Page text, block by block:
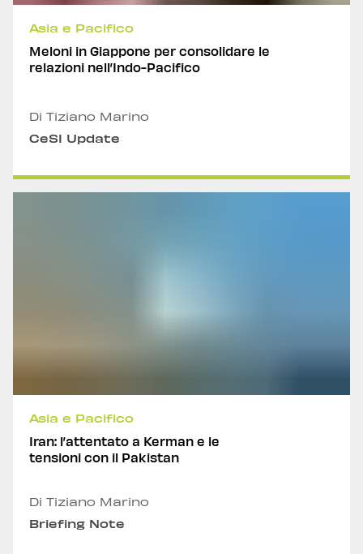
Asia e Pacifico
Meloni in Giappone per consolidare le
relazioni nell’Indo-Pacifico
Di Tiziano Marino
CeSI Update
Asia e Pacifico
Iran: l’attentato a Kerman e le
tensioni con il Pakistan
Di Tiziano Marino
Briefing Note